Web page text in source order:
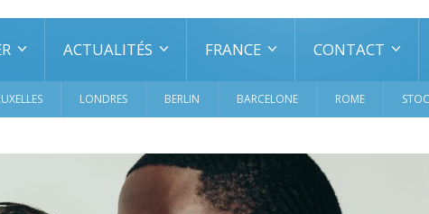
ACTUALITÉS FRANCE CONTACT
LONDRES BERLIN BARCELONE ROME